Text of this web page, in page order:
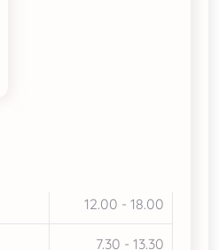
12.00 - 18.00
7.30 - 13.30